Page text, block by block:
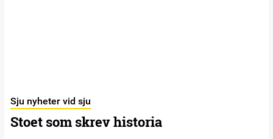
Sju nyheter vid sju
Stoet som skrev historia